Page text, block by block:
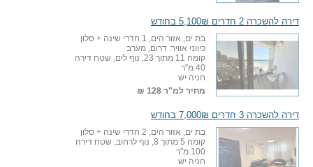
דירה להשכרה 2 חדרים 5,100₪ בחודש
בת ים, אזור הים, 1 חדרי שינה + סלון
כיווני אוויר: דרום, מערב
קומה 11 מתוך 23, נוף לים, שטח דירה
40 מ"ר
חניה יש
מחיר למ"ר 128 ₪
דירה להשכרה 3 חדרים 7,000₪ בחודש
בת ים, אזור הים, 2 חדרי שינה + סלון
קומה 5 מתוך 8, נוף לרחוב, שטח דירה
100 מ"ר
חניה יש